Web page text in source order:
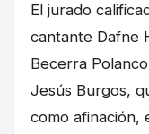
El jurado
cantante Dafne
Becerra
Jesús Burgos,
como afinación,